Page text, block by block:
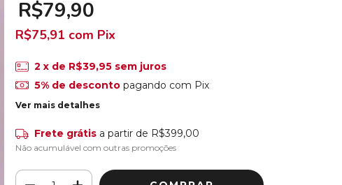
R$79,90
R$75,91 com Pix
2 x de R$39,95 sem juros
5% de descontopagando com Pix
Ver mais detalhes
Frete grátis a partir de R$399,00
Não acumulável com outras promoções